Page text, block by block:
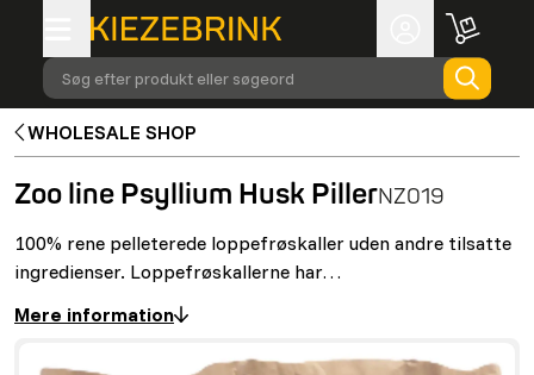
Søg efter produkt eller søgeord
WHOLESALE SHOP
Zoo line Psyllium Husk PillerNZ019
100% rene pelleterede loppefrøskaller uden andre tilsatte
ingredienser. Loppefrøskallerne har…
Mere information